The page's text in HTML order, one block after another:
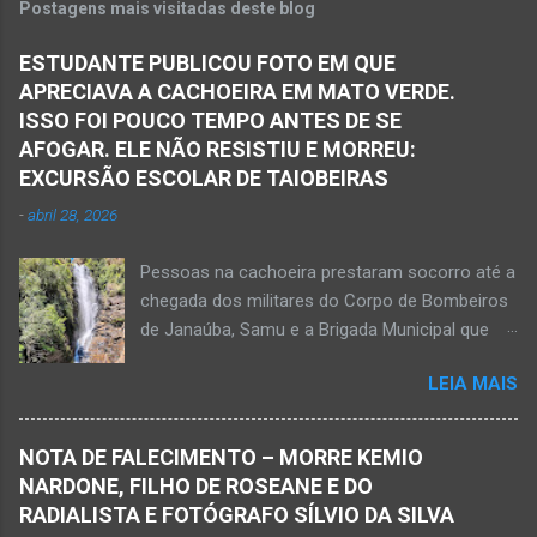
ficaram presas nas ferragens. Equipes do
Pelotão do Corpo de Bombeiros Militar de
Janaúba seguiram para o local. Uma mulher
morreu e a outra vítima ficou gravemente
ferida e foi levada pelos socorristas do Samu
para o hospital na cidade de Monte Azul. Essa
do Suporte Aéreo Avançado de Vida (SAAV)
para unidade hospi...
Postagens mais visitadas deste blog
ESTUDANTE PUBLICOU FOTO EM QUE
APRECIAVA A CACHOEIRA EM MATO VERDE.
ISSO FOI POUCO TEMPO ANTES DE SE
AFOGAR. ELE NÃO RESISTIU E MORREU:
EXCURSÃO ESCOLAR DE TAIOBEIRAS
-abril 28, 2026
Pessoas na cachoeira prestaram socorro até a
chegada dos militares do Corpo de Bombeiros
de Janaúba, Samu e a Brigada Municipal que
resistiu e foi a óbito Foto álbum pessoal Kauan
Pereira Alves publicou em sua rede social a
foto em que apreciava a Cachoeira Maria Rosa,
em Mato Verde, pouco tempo antes de se
afogar e depois vir a óbito nesta terça-feira, dia
LEIA MAIS
NOTA DE FALECIMENTO – MORRE KEMIO
NARDONE, FILHO DE ROSEANE E DO
RADIALISTA E FOTÓGRAFO SÍLVIO DA SILVA